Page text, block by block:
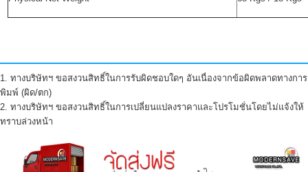
1. ทางบริษัทฯ ขอสงวนสิทธิ์ในการรับผิดชอบใดๆ อันเนื่องจากข้อผิดพลาดทางการ
พิมพ์ (ผิด/ตก)
2. ทางบริษัทฯ ขอสงวนสิทธิ์ในการเปลี่ยนแปลงราคาและโปรโมชั่นโดยไม่แจ้งให้
ทราบล่วงหน้า